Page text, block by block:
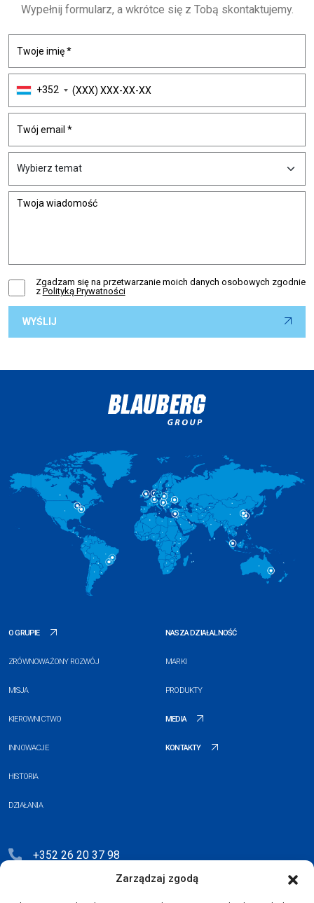
Zarządzaj zgodą
Wypełnij formularz, a wkrótce się z Tobą skontaktujemy.
+352
Zgadzam się na przetwarzanie moich danych osobowych zgodnie
z Polityką Prywatności
O GRUPIE
ZRÓWNOWAŻONY ROZWÓJ
MISJA
KIEROWNICTWO
INNOWACJE
HISTORIA
DZIAŁANIA
NASZA DZIAŁALNOŚĆ
MARKI
PRODUKTY
MEDIA
KONTAKTY
+352 26 20 37 98
hello@blauberg-group.com